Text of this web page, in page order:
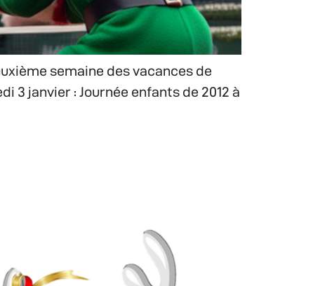
semaine des vacances de
3 janvier : Journée enfants de 2012 à